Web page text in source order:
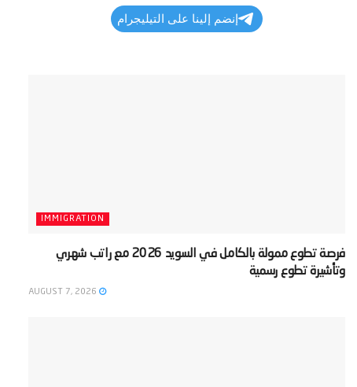
إنضم إلينا على التيليجرام
IMMIGRATION
‫فرصة تطوع ممولة بالكامل في السويد 2026 مع راتب شهري
وتأشيرة تطوع رسمية‬